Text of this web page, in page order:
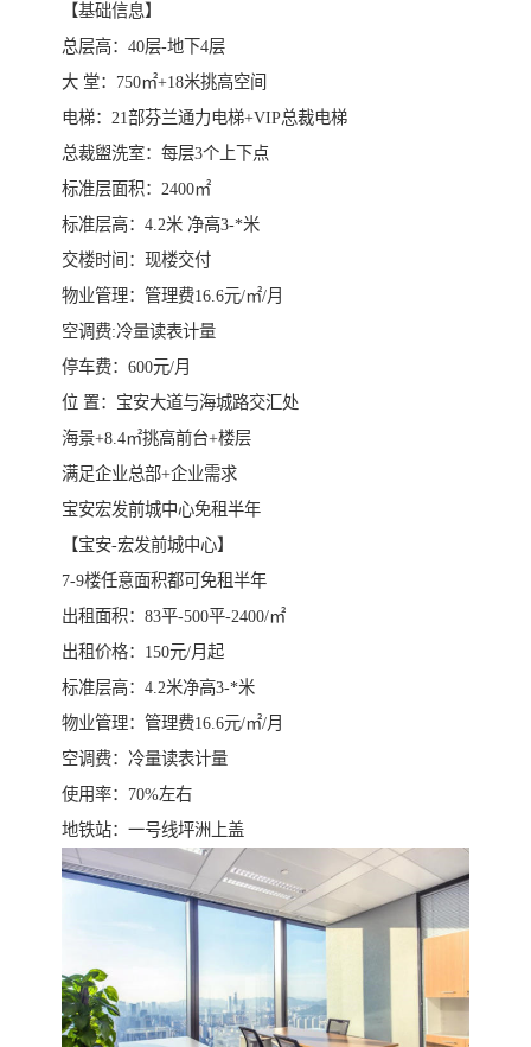
【基础信息】
总层高：40层-地下4层
大 堂：750㎡+18米挑高空间
电梯：21部芬兰通力电梯+VIP总裁电梯
总裁盥洗室：每层3个上下点
标准层面积：2400㎡
标准层高：4.2米 净高3-*米
交楼时间：现楼交付
物业管理：管理费16.6元/㎡/月
空调费:冷量读表计量
停车费：600元/月
位 置：宝安大道与海城路交汇处
海景+8.4㎡挑高前台+楼层
满足企业总部+企业需求
宝安宏发前城中心免租半年
【宝安-宏发前城中心】
7-9楼任意面积都可免租半年
出租面积：83平-500平-2400/㎡
出租价格：150元/月起
标准层高：4.2米净高3-*米
物业管理：管理费16.6元/㎡/月
空调费：冷量读表计量
使用率：70%左右
地铁站：一号线坪洲上盖